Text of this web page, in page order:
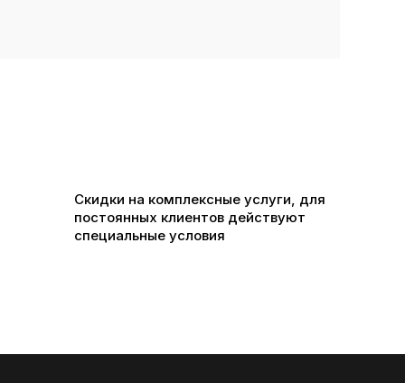
Скидки на комплексные услуги, для
постоянных клиентов действуют
специальные условия